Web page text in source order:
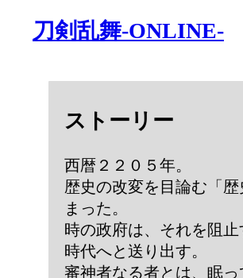
刀剣乱舞-ONLINE-
ストーリー
西暦２２０５年。
歴史の改変を目論む「
まった。
時の政府は、それを阻
時代へと送り出す。
審神者なる者とは、眠